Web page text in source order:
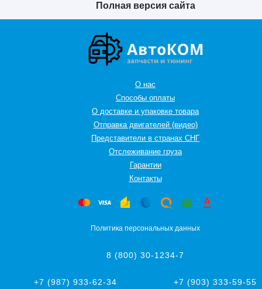
Полная версия сайта
О нас
Способы оплаты
О доставке и упаковке товара
Отправка двигателей (видео)
Представители в странах СНГ
Oтслеживание груза
Гарантии
Контакты
Политика персональных данных
8 (800) 30-1234-7
+7 (987) 933-62-34 +7 (903) 333-59-55